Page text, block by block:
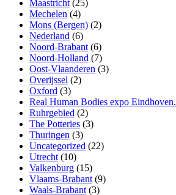
Maastricht (25)
Mechelen (4)
Mons (Bergen) (2)
Nederland (6)
Noord-Brabant (6)
Noord-Holland (7)
Oost-Vlaanderen (3)
Overijssel (2)
Oxford (3)
Real Human Bodies expo Eindhoven.
Ruhrgebied (2)
The Potteries (3)
Thuringen (3)
Uncategorized (22)
Utrecht (10)
Valkenburg (15)
Vlaams-Brabant (9)
Waals-Brabant (3)